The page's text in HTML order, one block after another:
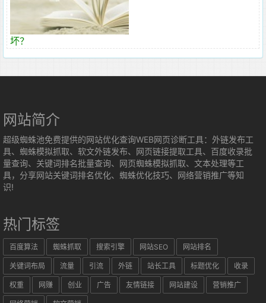
坏？
网站简介
超级蜘蛛池免费提供的网站优化查询WEB网页诊断工具：外链发布工
具、蜘蛛模拟抓取、软文外链发布、网页链接提取工具、百度收录批
量查询、关键词排名批量查询、网页蜘蛛模拟抓取、文本处理等工
具，分享网站关键词排名优化、蜘蛛优化技巧、网络营销推广等知
识!
热门标签
百度算法 蜘蛛抓取 搜索引擎 网站SEO 网站排名
关键词布局 流量 引流 外链 站长工具 标题优化 收录
权重 网赚 创业 广告 友情链接 网站建设 营销推广